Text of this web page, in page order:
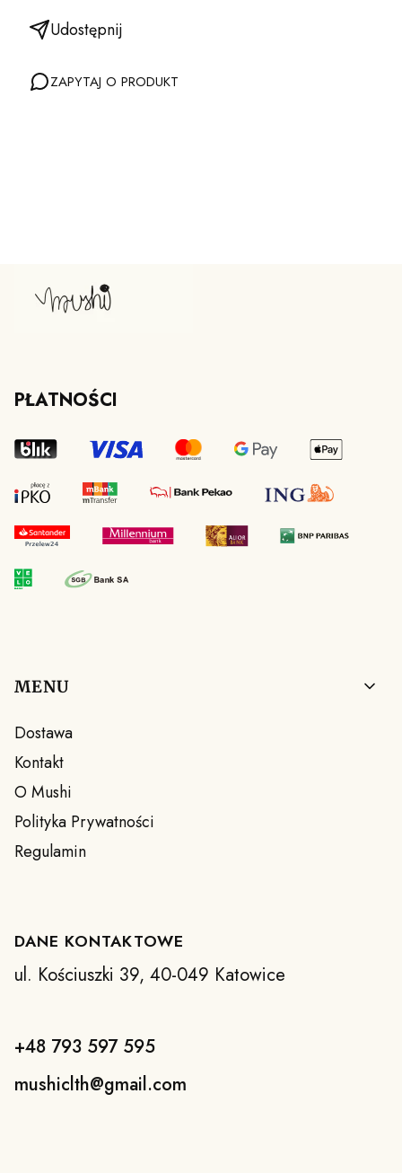
Udostępnij
ZAPYTAJ O PRODUKT
PŁATNOŚCI
Linki w stopce
MENU
Dostawa
Kontakt
O Mushi
Polityka Prywatności
Regulamin
DANE KONTAKTOWE
ul. Kościuszki 39, 40-049 Katowice
+48 793 597 595
mushiclth@gmail.com